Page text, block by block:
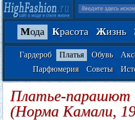
Мода Красота Жизнь
Гардероб Платья Обувь
Парфюмерия
Советы
Платье-парашют
(Норма Камали,